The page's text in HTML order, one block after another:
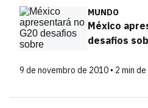
MUNDO
México
desafios
9 de novembro de 2010 • 2 min